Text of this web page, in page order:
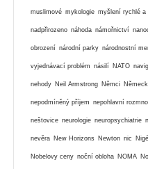
muslimové mykologie myšlení rychlé a
nadpřirozeno náhoda námořnictví
obrození národní parky národnostní
vyjednávací problém násilí NATO
nehody Neil Armstrong Němci
nepodmíněný příjem nepohlavní
neštovice neurologie neuropsychiatrie
nevěra New Horizons Newton nic
Nobelovy ceny noční obloha NOMA